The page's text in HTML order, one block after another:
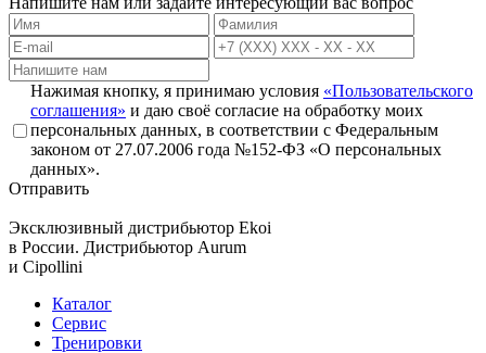
Нажимая кнопку, я принимаю условия «Пользовательского
соглашения» и даю своё согласие на обработку моих
персональных данных, в соответствии с Федеральным
законом от 27.07.2006 года №152-ФЗ «О персональных
данных».
Отправить
Эксклюзивный дистрибьютор Ekoi
в России. Дистрибьютор Aurum
и Cipollini
Каталог
Сервис
Тренировки